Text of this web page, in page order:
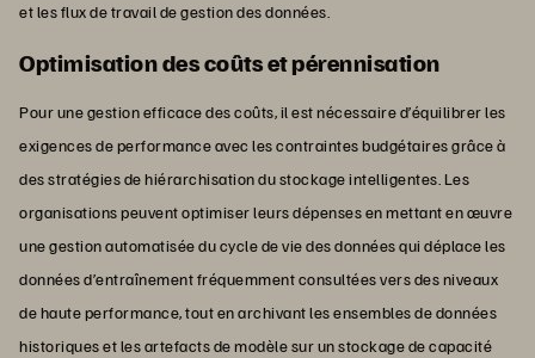
et les flux de travail de gestion des données.
Optimisation des coûts et pérennisation
Pour une gestion efficace des coûts, il est nécessaire d’équilibrer les
exigences de performance avec les contraintes budgétaires grâce à
des stratégies de hiérarchisation du stockage intelligentes. Les
organisations peuvent optimiser leurs dépenses en mettant en œuvre
une gestion automatisée du cycle de vie des données qui déplace les
données d’entraînement fréquemment consultées vers des niveaux
de haute performance, tout en archivant les ensembles de données
historiques et les artefacts de modèle sur un stockage de capacité